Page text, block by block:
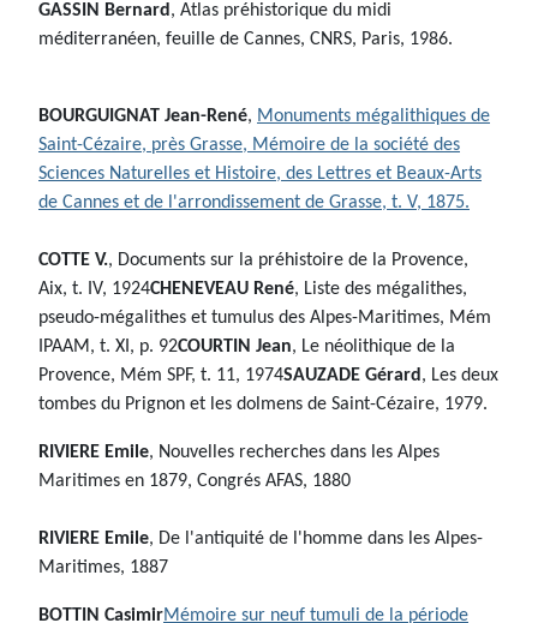
GASSIN Bernard, Atlas préhistorique du midi
méditerranéen, feuille de Cannes, CNRS, Paris, 1986.
BOURGUIGNAT Jean-René, Monuments mégalithiques de
Saint-Cézaire, près Grasse, Mémoire de la société des
Sciences Naturelles et Histoire, des Lettres et Beaux-Arts
de Cannes et de l'arrondissement de Grasse, t. V, 1875.
COTTE V., Documents sur la préhistoire de la Provence,
Aix, t. IV, 1924CHENEVEAU René, Liste des mégalithes,
pseudo-mégalithes et tumulus des Alpes-Maritimes, Mém
IPAAM, t. XI, p. 92COURTIN Jean, Le néolithique de la
Provence, Mém SPF, t. 11, 1974SAUZADE Gérard, Les deux
tombes du Prignon et les dolmens de Saint-Cézaire, 1979.
RIVIERE Emile, Nouvelles recherches dans les Alpes
Maritimes en 1879, Congrés AFAS, 1880
RIVIERE Emile, De l'antiquité de l'homme dans les Alpes-
Maritimes, 1887
BOTTIN CasimirMémoire sur neuf tumuli de la période